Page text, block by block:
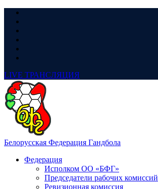
LIVE ТРАНСЛЯЦИЯ
Белорусская Федерация Гандбола
Федерация
Исполком ОО «БФГ»
Председатели рабочих комиссий
Ревизионная комиссия